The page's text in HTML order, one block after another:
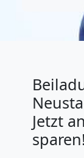
Jetzt
sparen!